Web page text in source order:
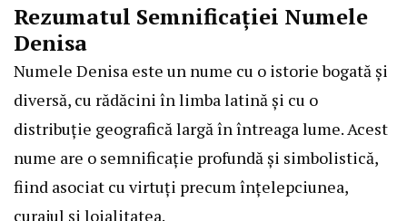
Rezumatul Semnificației Numele
Denisa
Numele Denisa este un nume cu o istorie bogată și
diversă, cu rădăcini în limba latină și cu o
distribuție geografică largă în întreaga lume. Acest
nume are o semnificație profundă și simbolistică,
fiind asociat cu virtuți precum înțelepciunea,
curajul și loialitatea.